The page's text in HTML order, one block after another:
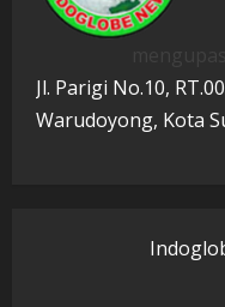
Jl. Parigi No.10,
Warudoyong, Kota